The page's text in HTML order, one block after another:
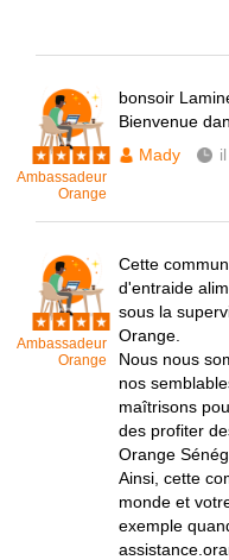
Ambassadeur
Orange
bonsoir
Bienvenue
Mady
Ambassadeur
Orange
Cette
d'entraide
sous la
Orange.
Nous nous
nos
maîtrisons
des profiter
Orange
Ainsi, cette
monde et
exemple